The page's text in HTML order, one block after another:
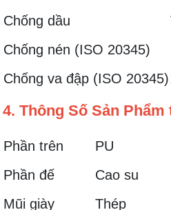
Chống dầu
Chống nén (ISO 20345)
Chống va đập (ISO 20345)
4. Thông Số Sản Phẩm
Phần trên
PU
Phần đế
Cao su
Mũi giày
Thép